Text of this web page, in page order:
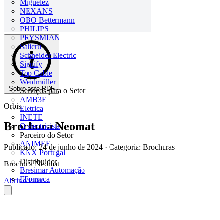
Miguélez
NEXANS
OBO Bettermann
PHILIPS
PRYSMIAN
Salicru
Schneider Electric
Signify
Top Cable
Weidmüller
Serviços para o Setor
AMB3E
Eletrica
INETE
O electricista
Parceiro do Setor
ANIMEE
KNX Portugal
Distribuidor
Bresimar Automação
FFonseca
Sobre este PDF
Orbis
Brochura Neomat
Publicado: 24 de junho de 2024 · Categoria: Brochuras
Brochura Neomat
Abrir o PDF